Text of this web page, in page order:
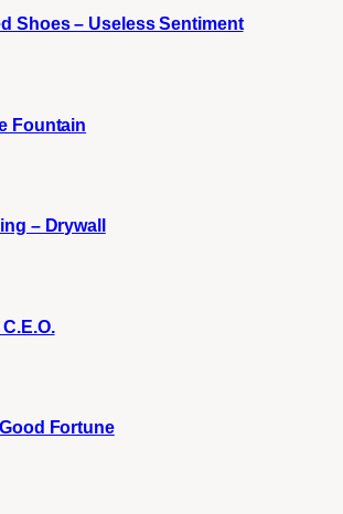
Shoes – Useless Sentiment
Fountain
– Drywall
Fortune